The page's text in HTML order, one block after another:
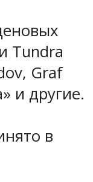
Tundra
Graf
и другие.
в